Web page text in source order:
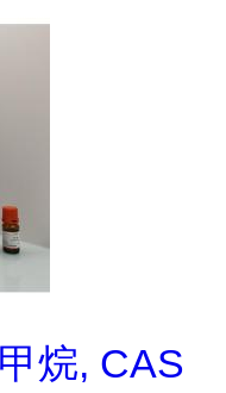
烷, CAS